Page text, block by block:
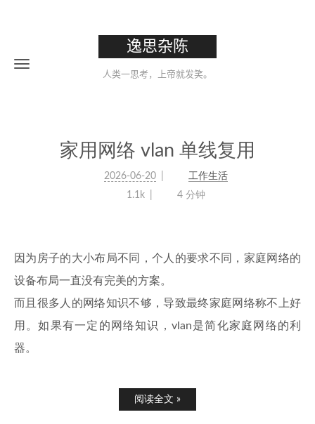
逸思杂陈
人类一思考，上帝就发笑。
家用网络 vlan 单线复用
2026-06-20
工作生活
1.1k
4 分钟
因为房子的大小布局不同，个人的要求不同，家庭网络的
设备布局一直没有完美的方案。
而且很多人的网络知识不够，导致最终家庭网络称不上好
用。如果有一定的网络知识，vlan是简化家庭网络的利
器。
阅读全文 »